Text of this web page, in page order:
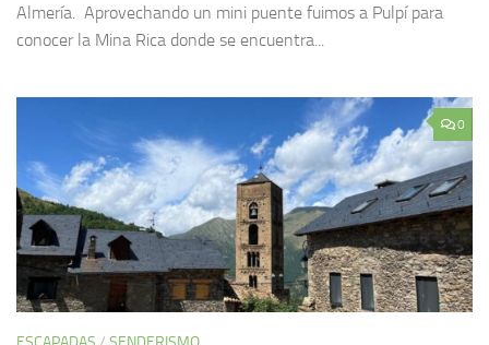
Almería. Aprovechando un mini puente fuimos a Pulpí para
conocer la Mina Rica donde se encuentra...
0